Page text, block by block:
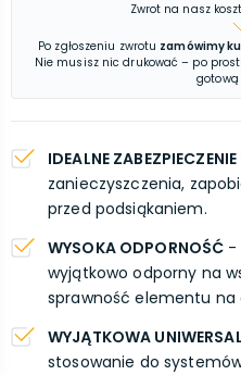
Zwrot na nasz
Po zgłoszeniu zwrotu zamówimy
Nie musisz nic drukować – po
IDEALNE
zanieczyszczenia,
przed podsiąkaniem.
WYSOKA ODPORNOŚĆ -
wyjątkowo odporny na
sprawność elementu na
WYJĄTKOWA
stosowanie do